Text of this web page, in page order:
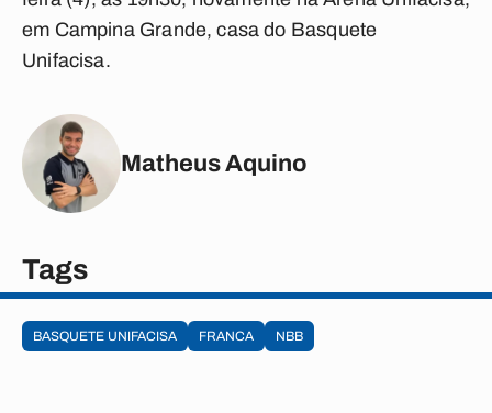
em Campina Grande, casa do Basquete
Unifacisa.
Matheus Aquino
Tags
BASQUETE UNIFACISA FRANCA NBB